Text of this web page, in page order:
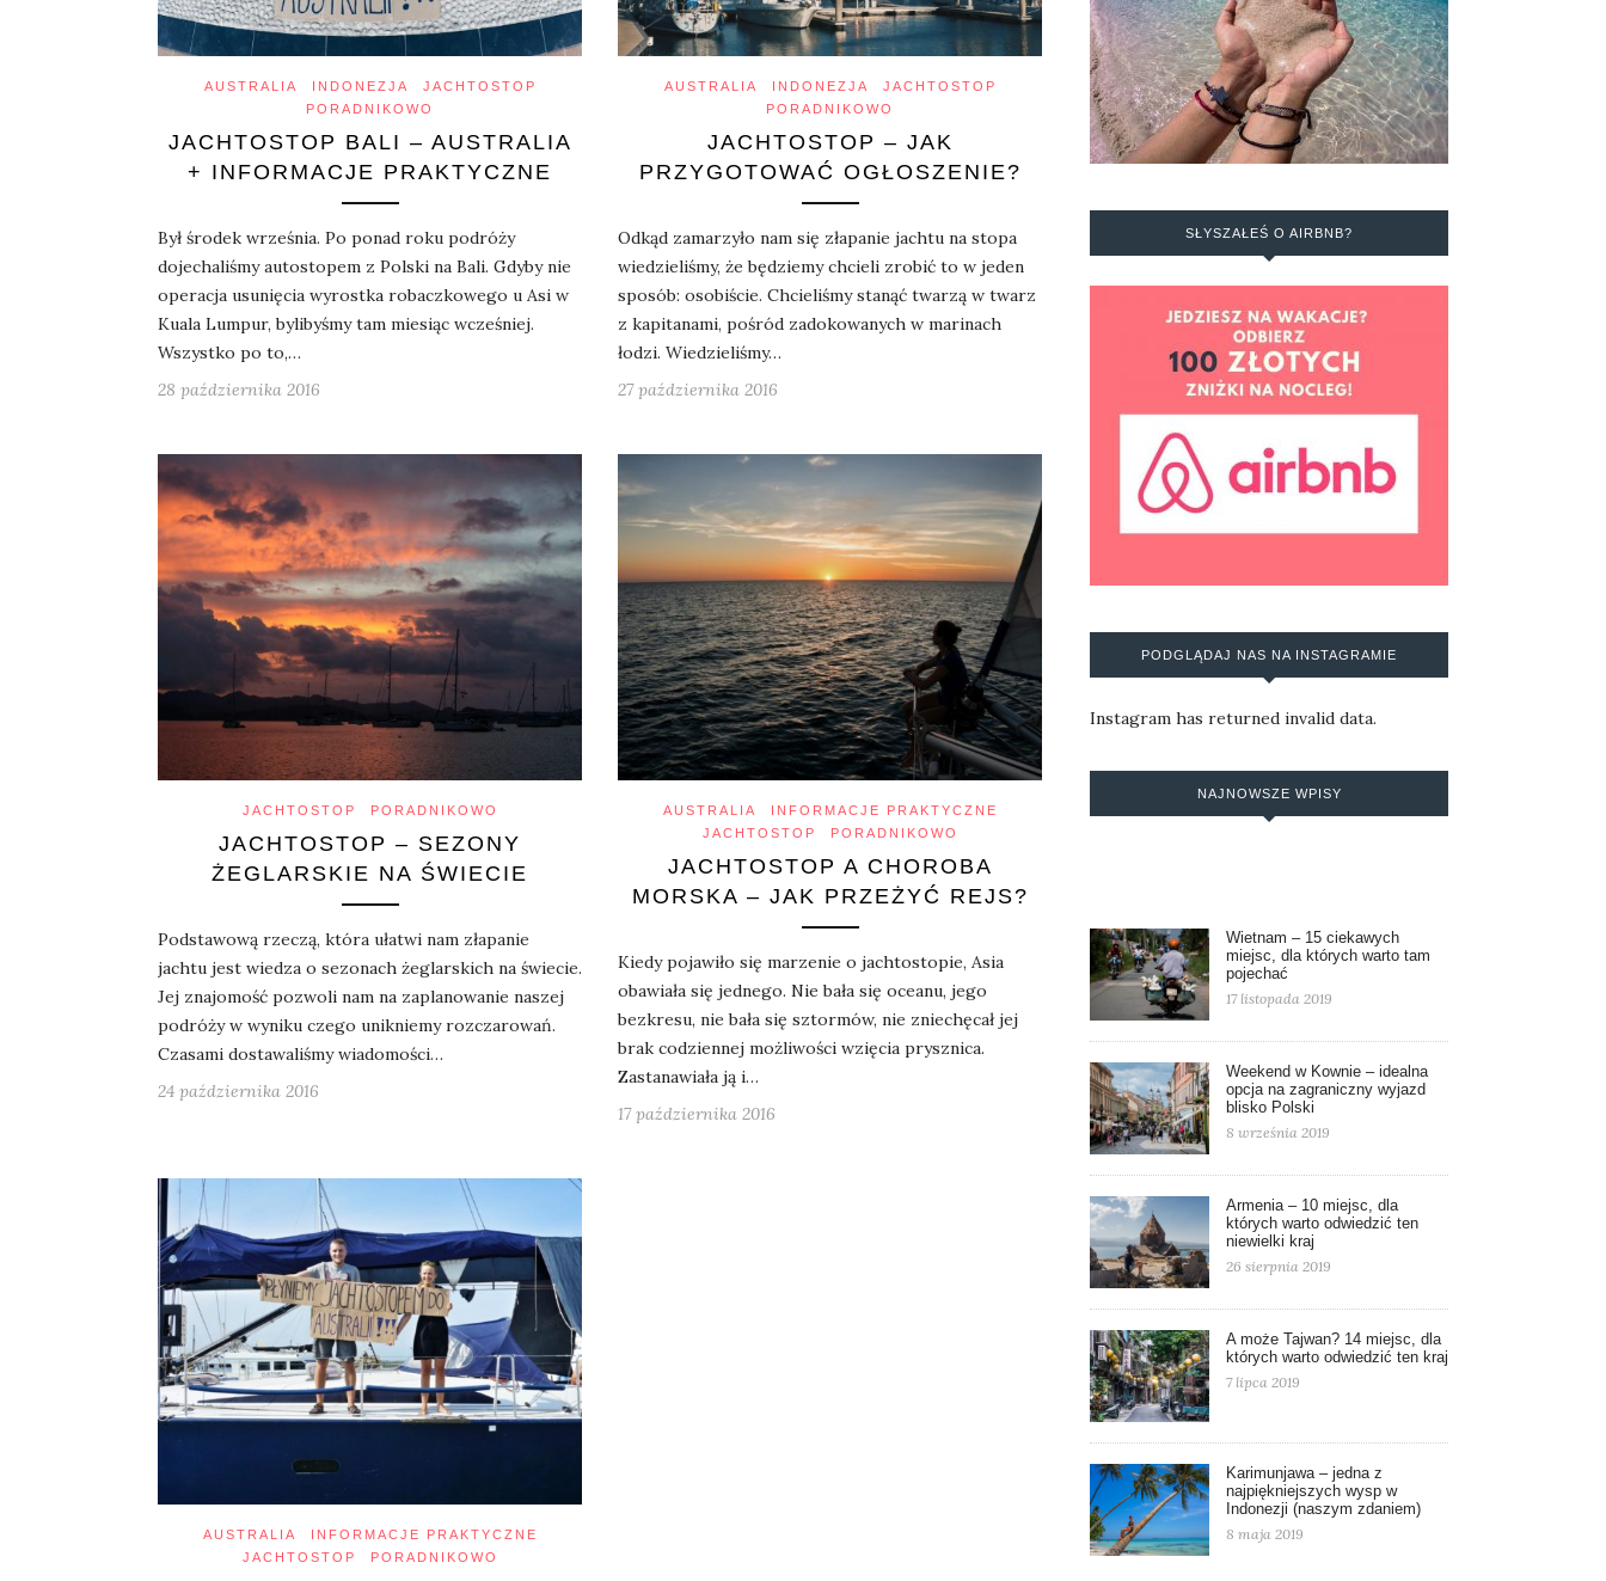
AUSTRALIA INDONEZJA
JACHTOSTOP
PORADNIKOWO
JACHTOSTOP BALI – AUSTRALIA
+ INFORMACJE PRAKTYCZNE
Był środek września. Po ponad roku podróży
dojechaliśmy autostopem z Polski na Bali. Gdyby nie
operacja usunięcia wyrostka robaczkowego u Asi w
Kuala Lumpur, bylibyśmy tam miesiąc wcześniej.
Wszystko po to,…
28 października 2016
AUSTRALIA INDONEZJA
JACHTOSTOP
PORADNIKOWO
JACHTOSTOP – JAK
PRZYGOTOWAĆ OGŁOSZENIE?
Odkąd zamarzyło nam się złapanie jachtu na stopa
wiedzieliśmy, że będziemy chcieli zrobić to w jeden
sposób: osobiście. Chcieliśmy stanąć twarzą w twarz
z kapitanami, pośród zadokowanych w marinach
łodzi. Wiedzieliśmy…
27 października 2016
JACHTOSTOP PORADNIKOWO
JACHTOSTOP – SEZONY
ŻEGLARSKIE NA ŚWIECIE
Podstawową rzeczą, która ułatwi nam złapanie
jachtu jest wiedza o sezonach żeglarskich na świecie.
Jej znajomość pozwoli nam na zaplanowanie naszej
podróży w wyniku czego unikniemy rozczarowań.
Czasami dostawaliśmy wiadomości…
24 października 2016
AUSTRALIA
INFORMACJE PRAKTYCZNE
JACHTOSTOP
PORADNIKOWO
JACHTOSTOP A CHOROBA
MORSKA – JAK PRZEŻYĆ REJS?
Kiedy pojawiło się marzenie o jachtostopie, Asia
obawiała się jednego. Nie bała się oceanu, jego
bezkresu, nie bała się sztormów, nie zniechęcał jej
brak codziennej możliwości wzięcia prysznica.
Zastanawiała ją i…
17 października 2016
AUSTRALIA
INFORMACJE PRAKTYCZNE
JACHTOSTOP
PORADNIKOWO
SŁYSZAŁEŚ O AIRBNB?
PODGLĄDAJ NAS NA INSTAGRAMIE
Instagram has returned invalid data.
NAJNOWSZE WPISY
Wietnam – 15 ciekawych
miejsc, dla których warto tam
pojechać
17 listopada 2019
Weekend w Kownie – idealna
opcja na zagraniczny wyjazd
blisko Polski
8 września 2019
Armenia – 10 miejsc, dla
których warto odwiedzić ten
niewielki kraj
26 sierpnia 2019
A może Tajwan? 14 miejsc, dla
których warto odwiedzić ten kraj
7 lipca 2019
Karimunjawa – jedna z
najpiękniejszych wysp w
Indonezji (naszym zdaniem)
8 maja 2019